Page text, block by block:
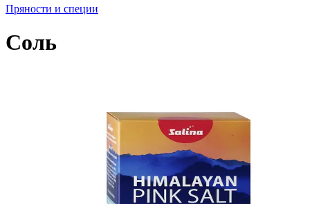
Пряности и специи
Соль